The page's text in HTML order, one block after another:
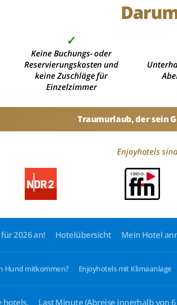
✓
Keine Buchungs- oder
Reservierungskosten und
keine Zuschläge für
Einzelzimmer
Traumurlaub, der sein
Enjoyhotels
2026 an! Hotelübersicht Mein Hotel
Hund mitkommen? Enjoyhotels mit Klimaanlage
hotels. Last Minute(Abreise innerhalb von